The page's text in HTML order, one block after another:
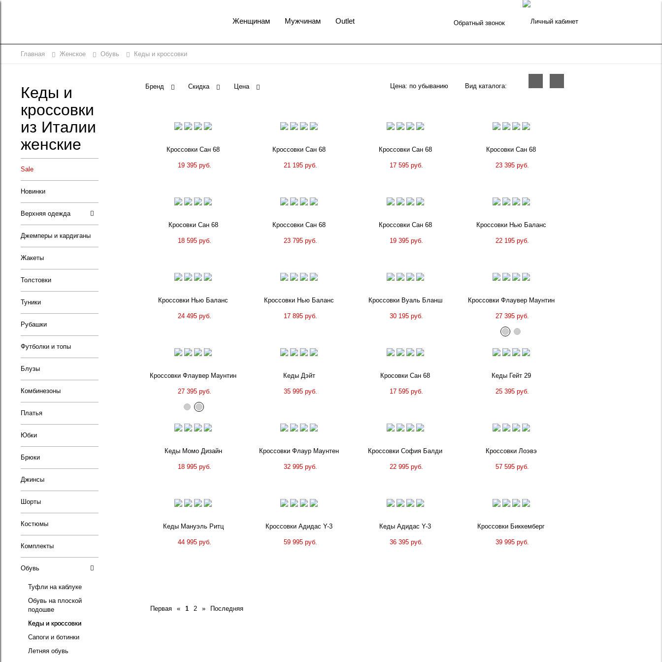
Обратный звонок
Женщинам Мужчинам Outlet
Главная Женское Обувь Кеды и кроссовки
Кеды и
кроссовки
из Италии
женские
Sale
Новинки
Верхняя одежда
Джемперы и кардиганы
Жакеты
Толстовки
Туники
Рубашки
Футболки и топы
Блузы
Комбинезоны
Платья
Юбки
Брюки
Джинсы
Шорты
Костюмы
Комплекты
Обувь
Туфли на каблуке
Обувь на плоской
подошве
Кеды и кроссовки
Сапоги и ботинки
Летняя обувь
Бренд Скидка Цена Цена: Вид каталога:
Кроссовки Сан 68
19 395 руб.
Кроссовки Сан 68
21 195 руб.
Кроссовки Сан 68
17 595 руб.
Кросовки Сан 68
23 395 руб.
Кросовки Сан 68
18 595 руб.
Кроссовки Сан 68
23 795 руб.
Кроссовки Сан 68
19 395 руб.
Кроссовки Нью Баланс
22 195 руб.
Кроссовки Нью Баланс
24 495 руб.
Кроссовки Нью Баланс
17 895 руб.
Кроссовки Вуаль Бланш
30 195 руб.
Кроссовки Флаувер Маунтин
27 395 руб.
Кроссовки Флаувер Маунтин
27 395 руб.
Кеды Дэйт
35 995 руб.
Кросовки Сан 68
17 595 руб.
Кеды Гейт 29
25 395 руб.
Кеды Момо Дизайн
18 995 руб.
Кроссовки Флаур Маунтен
32 995 руб.
Кроссовки София Балди
22 995 руб.
Кроссовки Лоэвэ
57 595 руб.
Кеды Мануэль Ритц
44 995 руб.
Кроссовки Адидас Y-3
59 995 руб.
Кеды Адидас Y-3
36 395 руб.
Кроссовки Биккемберг
39 995 руб.
Первая « 1 2 » Последняя